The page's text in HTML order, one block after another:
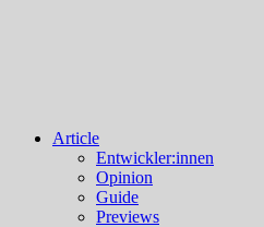
Article
Entwickler:innen
Opinion
Guide
Previews